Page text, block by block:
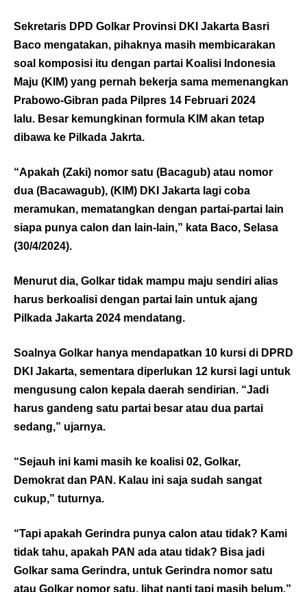
Sekretaris DPD Golkar Provinsi DKI Jakarta Basri
Baco mengatakan, pihaknya masih membicarakan
soal komposisi itu dengan partai Koalisi Indonesia
Maju (KIM) yang pernah bekerja sama memenangkan
Prabowo-Gibran pada Pilpres 14 Februari 2024
lalu. Besar kemungkinan formula KIM akan tetap
dibawa ke Pilkada Jakrta.
“Apakah (Zaki) nomor satu (Bacagub) atau nomor
dua (Bacawagub), (KIM) DKI Jakarta lagi coba
meramukan, mematangkan dengan partai-partai lain
siapa punya calon dan lain-lain,” kata Baco, Selasa
(30/4/2024).
Menurut dia, Golkar tidak mampu maju sendiri alias
harus berkoalisi dengan partai lain untuk ajang
Pilkada Jakarta 2024 mendatang.
Soalnya Golkar hanya mendapatkan 10 kursi di DPRD
DKI Jakarta, sementara diperlukan 12 kursi lagi untuk
mengusung calon kepala daerah sendirian. “Jadi
harus gandeng satu partai besar atau dua partai
sedang,” ujarnya.
“Sejauh ini kami masih ke koalisi 02, Golkar,
Demokrat dan PAN. Kalau ini saja sudah sangat
cukup,” tuturnya.
“Tapi apakah Gerindra punya calon atau tidak? Kami
tidak tahu, apakah PAN ada atau tidak? Bisa jadi
Golkar sama Gerindra, untuk Gerindra nomor satu
atau Golkar nomor satu, lihat nanti tapi masih belum,”